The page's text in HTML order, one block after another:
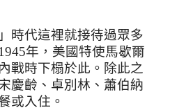
時代這裡就接待過眾多
年，美國特使馬歇爾
戰時下榻於此。除此之
慶齡、卓別林、蕭伯納
或入住。